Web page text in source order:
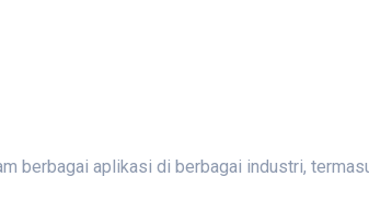
berbagai aplikasi di berbagai industri,